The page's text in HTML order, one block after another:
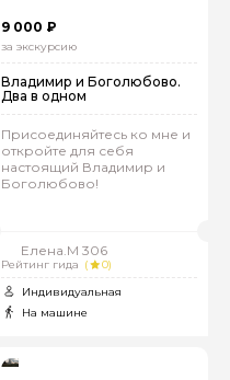
9 000 ₽
за экскурсию
Владимир и Боголюбово.
Два в одном
Присоединяйтесь ко мне и
откройте для себя
настоящий Владимир и
Боголюбово!
Елена.М 306
Рейтинг гида (
0)
Индивидуальная
На машине